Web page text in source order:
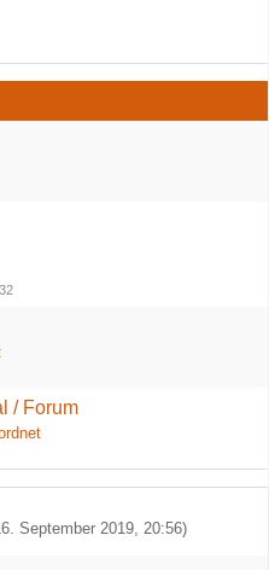
/ Forum
September 2019, 20:56)